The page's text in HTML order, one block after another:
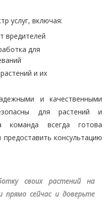
услуг, включая:
вредителей
для
и их
и качественными
для растений и
всегда готова
консультацию
своих растений на
сейчас и доверьте